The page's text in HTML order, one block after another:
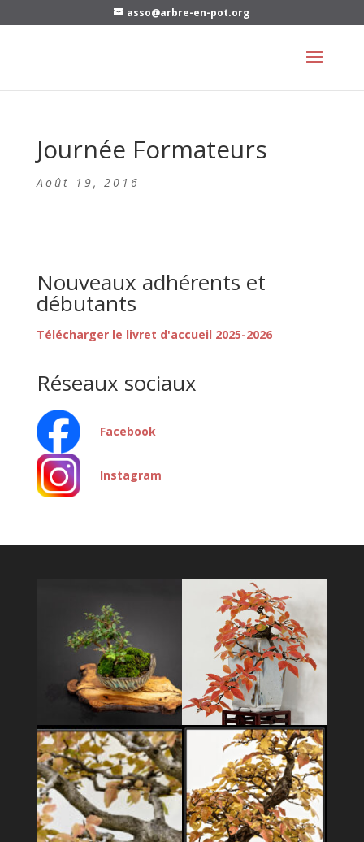
asso@arbre-en-pot.org
Journée Formateurs
Août 19, 2016
Nouveaux adhérents et
débutants
Télécharger le livret d'accueil 2025-2026
Réseaux sociaux
Facebook
Instagram